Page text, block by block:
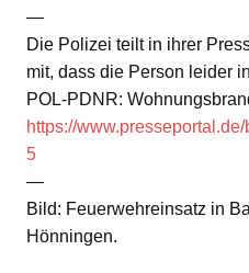
—
Die Polizei teilt in ihrer
mit, dass die Person leider
POL-PDNR:
https://
5
—
Bild: Feuerwehreinsatz in
Hönningen.